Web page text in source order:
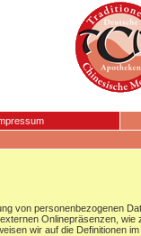
von personenbezogenen
Onlinepräsenzen,
wir auf die Definitionen